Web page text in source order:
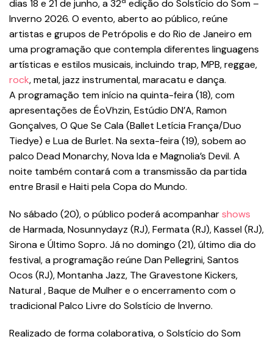
dias 18 e 21 de junho, a 32ª edição do Solstício do Som –
Inverno 2026. O evento, aberto ao público, reúne
artistas e grupos de Petrópolis e do Rio de Janeiro em
uma programação que contempla diferentes linguagens
artísticas e estilos musicais, incluindo trap, MPB, reggae,
rock, metal, jazz instrumental, maracatu e dança.
A programação tem início na quinta-feira (18), com
apresentações de ÉoVhzin, Estúdio DN’A, Ramon
Gonçalves, O Que Se Cala (Ballet Letícia França/Duo
Tiedye) e Lua de Burlet. Na sexta-feira (19), sobem ao
palco Dead Monarchy, Nova Ida e Magnolia’s Devil. A
noite também contará com a transmissão da partida
entre Brasil e Haiti pela Copa do Mundo.
No sábado (20), o público poderá acompanharshows
de Harmada, Nosunnydayz (RJ), Fermata (RJ), Kassel (RJ),
Sirona e Último Sopro. Já no domingo (21), último dia do
festival, a programação reúne Dan Pellegrini, Santos
Ocos (RJ), Montanha Jazz, The Gravestone Kickers,
Natural , Baque de Mulher e o encerramento com o
tradicional Palco Livre do Solstício de Inverno.
Realizado de forma colaborativa, o Solstício do Som